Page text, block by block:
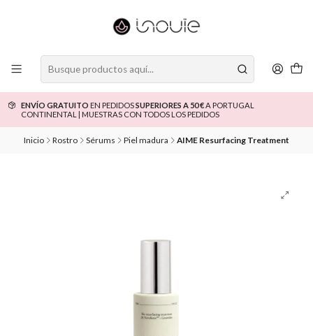
ENVÍO GRATUITO EN PEDIDOSSUPERIORES A 50 €A PORTUGAL
CONTINENTAL | MUESTRAS CON TODOS LOS PEDIDOS
Inicio Rostro Sérums Piel madura AIME Resurfacing Treatment